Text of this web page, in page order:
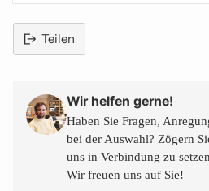
Teilen
den
Warenkorb
legen
Wir helfen gerne!
Haben Sie Fragen,
bei der Auswahl? Zögern
uns in Verbindung zu
Wir freuen uns auf Sie!